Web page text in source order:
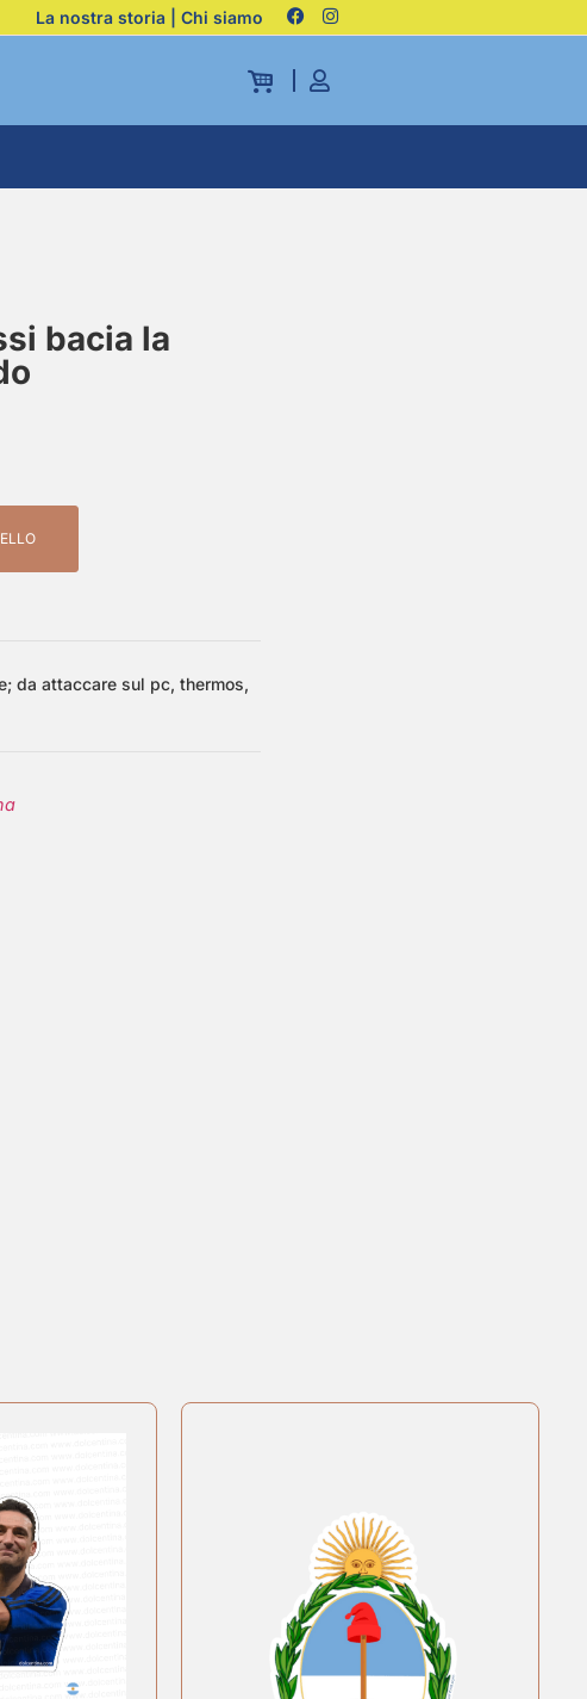
La nostra storia | Chi siamo
bacia la
da attaccare sul pc, thermos,